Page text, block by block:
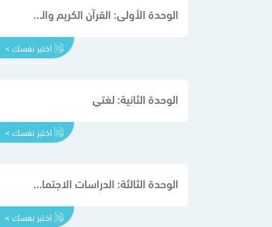
الوحدة الأولى: القرآن الكريم والدراسات الإسلامية
اختبر نفسك >
الوحدة الثانية: لغتي
اختبر نفسك >
الوحدة الثالثة: الدراسات الاجتماعية
اختبر نفسك >